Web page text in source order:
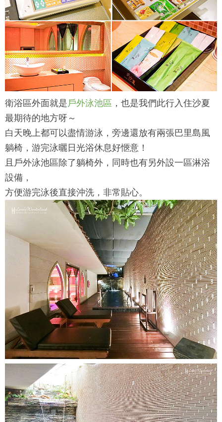
衛浴區外面就是戶外泳池區 ，也是我們此行入住沙夏
最期待的地方呀～
白天晚上都可以盡情游泳，旁邊還放有兩張巴里島風
躺椅，游完泳曬日光浴休息好愜意！
且戶外泳池區除了躺椅外，同時也有另外設一區淋浴
設備，
方便游完泳後直接沖洗，非常貼心。